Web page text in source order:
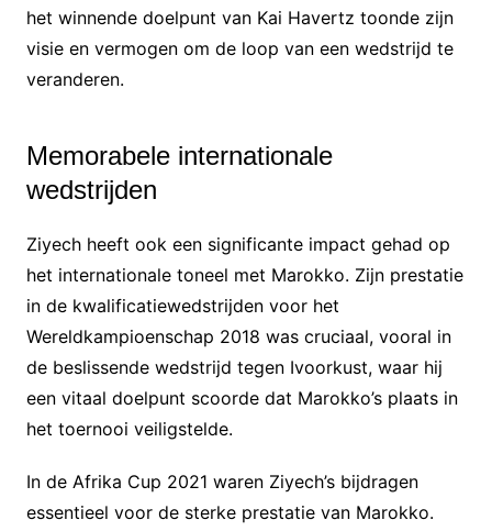
het winnende doelpunt van Kai Havertz toonde zijn
visie en vermogen om de loop van een wedstrijd te
veranderen.
Memorabele internationale
wedstrijden
Ziyech heeft ook een significante impact gehad op
het internationale toneel met Marokko. Zijn prestatie
in de kwalificatiewedstrijden voor het
Wereldkampioenschap 2018 was cruciaal, vooral in
de beslissende wedstrijd tegen Ivoorkust, waar hij
een vitaal doelpunt scoorde dat Marokko’s plaats in
het toernooi veiligstelde.
In de Afrika Cup 2021 waren Ziyech’s bijdragen
essentieel voor de sterke prestatie van Marokko.